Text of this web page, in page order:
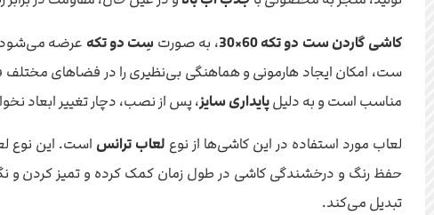
کاشی گاردن ست دو تکه 60×30 ، به صورت سِت دو تکه عرضه می‌شود
مناسب است و به دلیلپایداری سایز، پس از نصب، دچار تغییر ابعاد
لعاب مورد استفاده در این کاشی‌ها از نوع لعاب ترانس است. این نوع
حفظ رنگ و درخشندگی کاشی در طول زمان کمک کرده و تمیز کردن و
تبدیل می‌کند.